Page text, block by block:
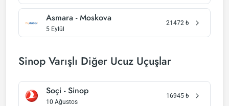
Asmara - Moskova
5 Eylül
21472 ₺
Sinop Varışlı Diğer Ucuz Uçuşlar
Soçi - Sinop
10 Ağustos
16945 ₺